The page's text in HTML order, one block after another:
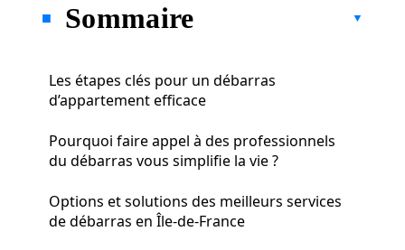
Sommaire
Les étapes clés pour un débarras
d’appartement efficace
Pourquoi faire appel à des professionnels
du débarras vous simplifie la vie ?
Options et solutions des meilleurs services
de débarras en Île-de-France